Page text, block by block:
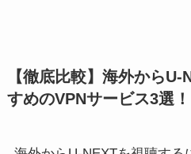
【徹底比較】海外から
すめのVPNサービス3選！